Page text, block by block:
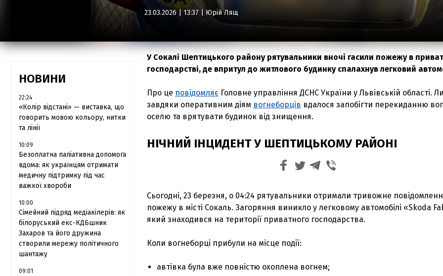
23.03.2026 | 13:37 | Юрій Лящ
НОВИНИ
22:24
«Колір відстані» — виставка, що
говорить мовою кольору, нитки
та лінії
10:09
Безоплатна паліативна допомога
вдома: як українцям отримати
медичну підтримку під час
важкої хвороби
10:00
Сімейний підряд медіакілерів: як
білоруський екс-КДБшник
Захаров та його дружина
створили мережу політичного
шантажу
09:01
У Сокалі Шептицького району рятувальники вночі гасили пожежу в
господарстві, де впритул до житлового будинку спалахнув легковий
Про це повідомляє Головне управління ДСНС України у Львівській області.
завдяки оперативним діям вогнеборців вдалося запобігти перекиданню
оселю та врятувати будинок від знищення.
НІЧНИЙ ІНЦИДЕНТ У ШЕПТИЦЬКОМУ РАЙОНІ
Сьогодні, 23 березня, о 04:24 рятувальники отримали тривожне
пожежу в місті Сокаль. Загоряння виникло у легковому автомобілі «Skoda
який знаходився на території приватного господарства.
Коли вогнеборці прибули на місце події:
автівка була вже повністю охоплена вогнем;